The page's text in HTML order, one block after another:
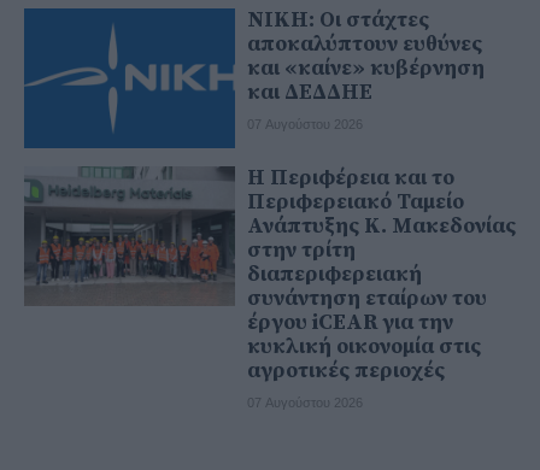
ΝΙΚΗ: Οι στάχτες
αποκαλύπτουν ευθύνες
και «καίνε» κυβέρνηση
και ΔΕΔΔΗΕ
07 Αυγούστου 2026
Η Περιφέρεια και το
Περιφερειακό Ταμείο
Ανάπτυξης Κ. Μακεδονίας
στην τρίτη
διαπεριφερειακή
συνάντηση εταίρων του
έργου iCEAR για την
κυκλική οικονομία στις
αγροτικές περιοχές
07 Αυγούστου 2026